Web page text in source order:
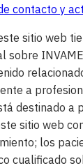
contacto y
sitio web
sobre
a
destinado a
sitio web
los
cualificado